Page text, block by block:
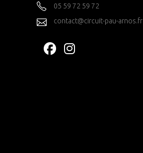
05 59 72 59 72
contact@circuit-pau-arnos.fr